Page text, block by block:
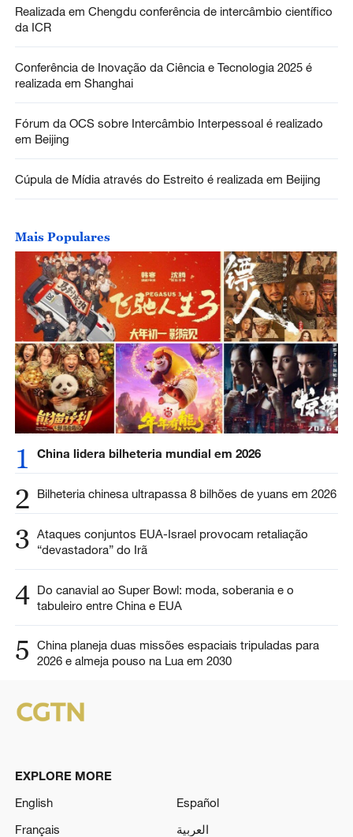
Realizada em Chengdu conferência de intercâmbio científico
da ICR
Conferência de Inovação da Ciência e Tecnologia 2025 é
realizada em Shanghai
Fórum da OCS sobre Intercâmbio Interpessoal é realizado
em Beijing
Cúpula de Mídia através do Estreito é realizada em Beijing
Mais Populares
1 China lidera bilheteria mundial em 2026
2 Bilheteria chinesa ultrapassa 8 bilhões de yuans em 2026
3 Ataques conjuntos EUA-Israel provocam retaliação
“devastadora” do Irã
4 Do canavial ao Super Bowl: moda, soberania e o
tabuleiro entre China e EUA
5
China planeja duas missões espaciais tripuladas para
2026 e almeja pouso na Lua em 2030
EXPLORE MORE
English
Español
Français
العربية